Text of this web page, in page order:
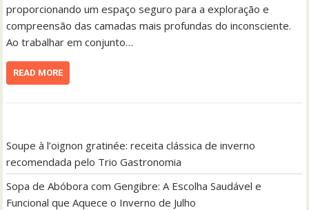
proporcionando um espaço seguro para a exploração e
compreensão das camadas mais profundas do inconsciente.
Ao trabalhar em conjunto…
READ MORE
Soupe à l’oignon gratinée: receita clássica de inverno
recomendada pelo Trio Gastronomia
Sopa de Abóbora com Gengibre: A Escolha Saudável e
Funcional que Aquece o Inverno de Julho